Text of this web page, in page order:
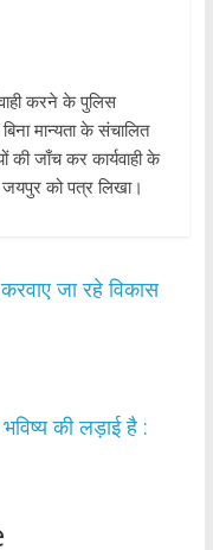
करने के पुलिस
मान्यता के संचालित
की जाँच कर कार्यवाही के
को पत्र लिखा।
करवाए जा रहे विकास
की लड़ाई है :